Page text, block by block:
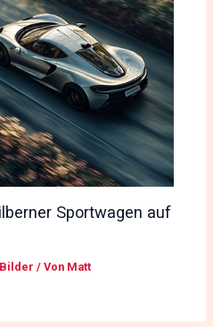
Sportwagen auf
/ Von Matt